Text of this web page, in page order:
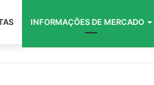
INFORMAÇÕES DE MERCADO